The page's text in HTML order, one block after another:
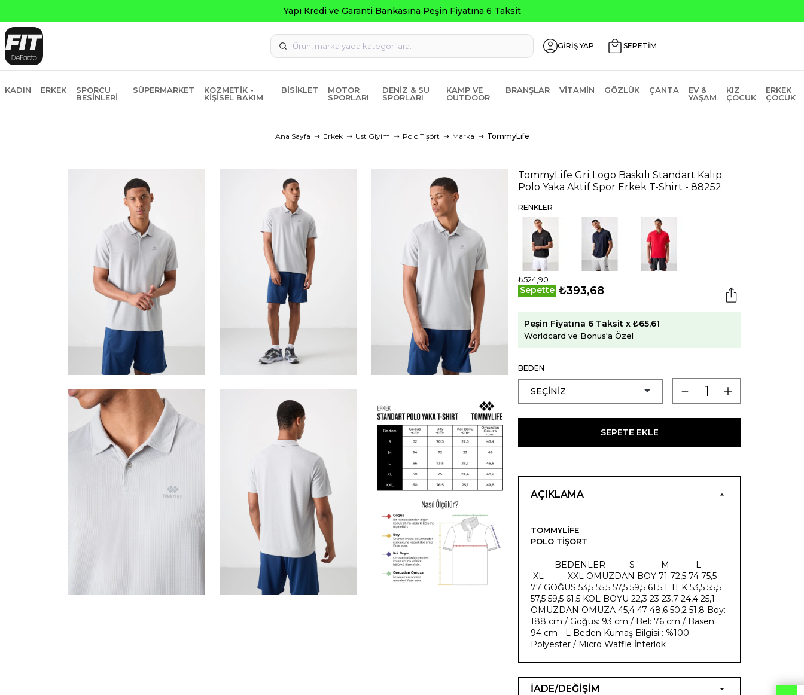
Seçili Ürünlerde ₺2000 Üzeri ₺200 İndirim Kodu: AGUSTOS200
GİRİŞ YAP SEPETİM
KADIN ERKEK
SPORCU
BESINLERI
SÜPERMARKET
KOZMETIK -
KIŞISEL BAKIM
BISIKLET
MOTOR
SPORLARI
DENIZ & SU
SPORLARI
KAMP VE
OUTDOOR
BRANŞLAR VITAMIN GÖZLÜK ÇANTA
EV &
YAŞAM
KIZ
ÇOCUK
ERKEK
ÇOCUK
Ana Sayfa Erkek Üst Giyim Polo Tişört Marka TommyLife
TommyLife Gri Logo Baskılı Standart Kalıp
Polo Yaka Aktif Spor Erkek T-Shirt - 88252
RENKLER
₺524,90
Sepette ₺393,68
Peşin Fiyatına 6 Taksit x ₺65,61
Worldcard ve Bonus'a Özel
BEDEN
SEPETE EKLE
AÇIKLAMA
TOMMYLIFE
POLO TIŞÖRT
​ BEDENLER S M L
XL XXL OMUZDAN BOY 71 72,5 74 75,5
77 GÖĞÜS 53,5 55,5 57,5 59,5 61,5 ETEK 53,5 55,5
57,5 59,5 61,5 KOL BOYU 22,3 23 23,7 24,4 25,1
OMUZDAN OMUZA 45,4 47 48,6 50,2 51,8 Boy:
188 cm / Göğüs: 93 cm / Bel: 76 cm / Basen:
94 cm - L Beden Kumaş Bilgisi : %100
Polyester / Mıcro Waffle İnterlok
İADE/DEĞİŞİM